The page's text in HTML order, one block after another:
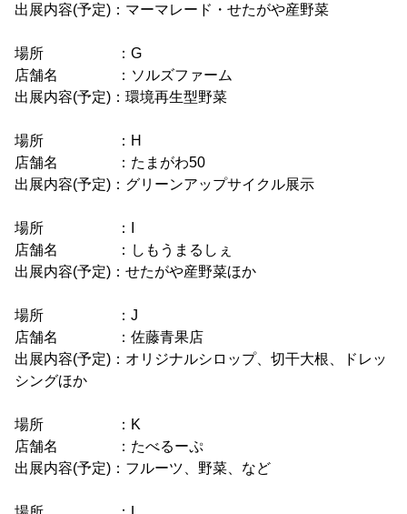
出展内容(予定)：マーマレード・せたがや産野菜
場所 ：G
店舗名 ：ソルズファーム
出展内容(予定)：環境再生型野菜
場所 ：H
店舗名 ：たまがわ50
出展内容(予定)：グリーンアップサイクル展示
場所 ：I
店舗名 ：しもうまるしぇ
出展内容(予定)：せたがや産野菜ほか
場所 ：J
店舗名 ：佐藤青果店
出展内容(予定)：オリジナルシロップ、切干大根、ドレッ
シングほか
場所 ：K
店舗名 ：たべるーぷ
出展内容(予定)：フルーツ、野菜、など